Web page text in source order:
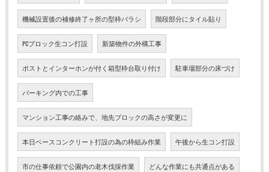
機械設置後の補修終了ヶ所の型枠バラシ 階段部分にタイル貼り
PCブロック生コン打設 新築物件の外構工事
ポストとインターホンが付く箱型枠台取り付け 駐車場部分の床づけ
パーキング内での工事
マンション工事の絡みで、地先ブロックの高さが変更に
本日ベースコンクリート打設の為の枠組み作業 午後から生コン打設
市の仕事依頼で公園内の老木伐採作業 どんな作業にも共通点がある